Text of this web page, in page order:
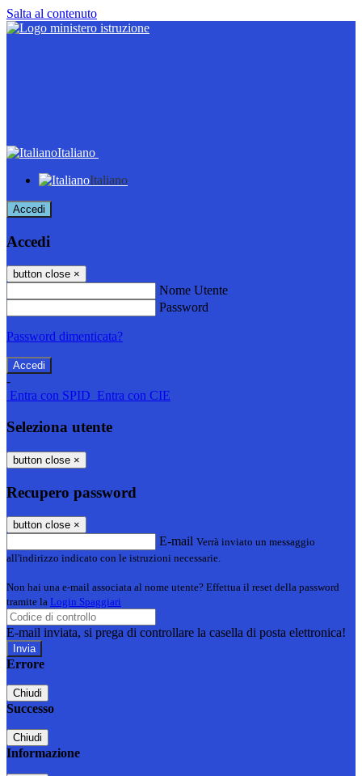
Salta al contenuto
Italiano
Italiano
Accedi
Accedi
button close ×
Nome Utente
Password
Password dimenticata?
-
Entra con SPID Entra con CIE
Seleziona utente
button close ×
Recupero password
button close ×
E-mail Verrà inviato un messaggio
all'indirizzo indicato con le istruzioni necessarie.
Non hai una e-mail associata al nome utente? Effettua il reset della password
tramite la Login Spaggiari
E-mail inviata, si prega di controllare la casella di posta elettronica!
Errore
Chiudi
Successo
Chiudi
Informazione